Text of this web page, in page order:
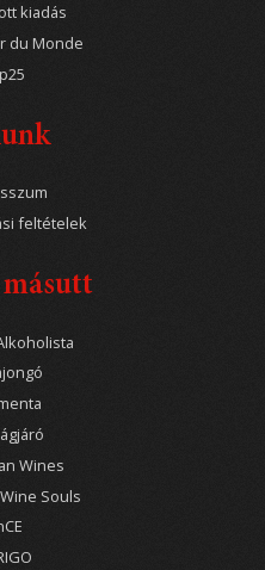
kiadás
du Monde
feltételek
Wines
Souls